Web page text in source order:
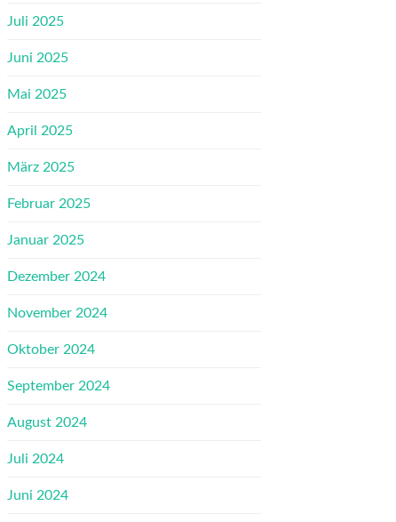
Juli 2025
Juni 2025
Mai 2025
April 2025
März 2025
Februar 2025
Januar 2025
Dezember 2024
November 2024
Oktober 2024
September 2024
August 2024
Juli 2024
Juni 2024